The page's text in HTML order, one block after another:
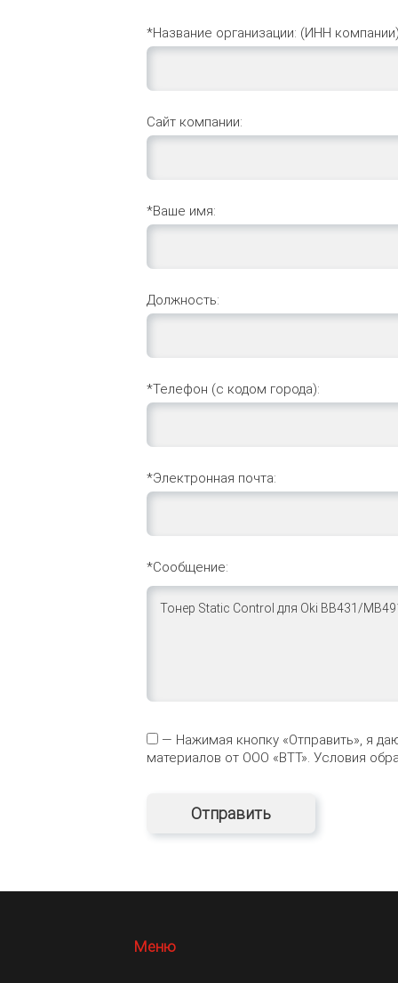
*Название организации: (ИНН
Сайт компании:
*Ваше имя:
Должность:
*Телефон (с кодом города):
*Электронная почта:
*Сообщение:
— Нажимая кнопку «Отправить», я
материалов от ООО «ВТТ». Условия
Меню